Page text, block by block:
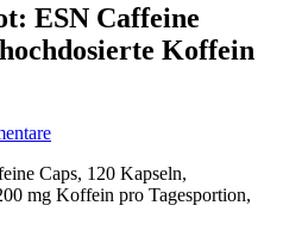
ESN Caffeine
Koffein
Caps, 120 Kapseln,
mg Koffein pro Tagesportion,